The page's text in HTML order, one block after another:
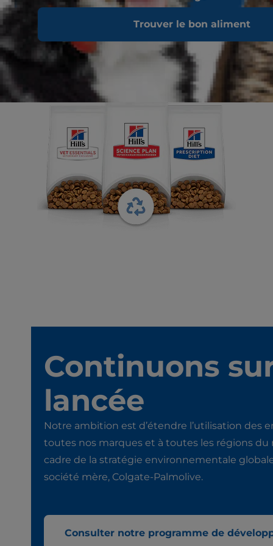
Trouver le bon aliment
Continuons
lancée
Notre ambition est d’étendre l’utilisation des
toutes nos marques et à toutes les régions du
cadre de la stratégie environnementale
société mère, Colgate-Palmolive.
Consulter notre programme de